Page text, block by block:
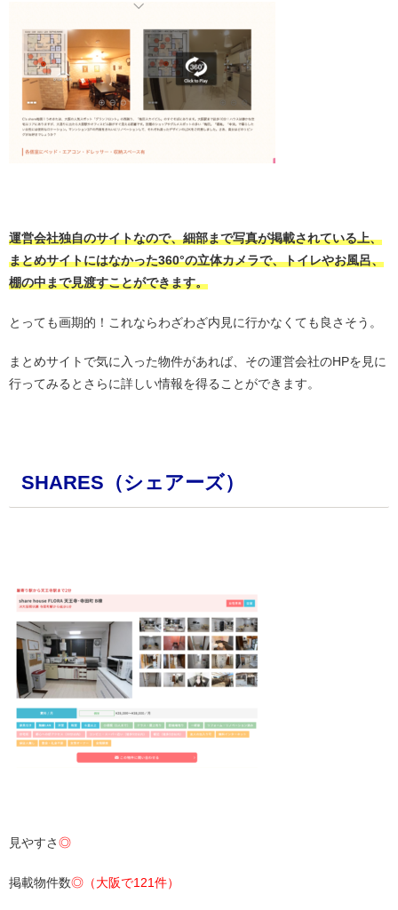
運営会社独自のサイトなので、細部まで写真が掲載されている上、
まとめサイトにはなかった360°の立体カメラで、トイレやお風呂、
棚の中まで見渡すことができます。
とっても画期的！これならわざわざ内見に行かなくても良さそう。
まとめサイトで気に入った物件があれば、その運営会社のHPを見に
行ってみるとさらに詳しい情報を得ることができます。
SHARES（シェアーズ）
見やすさ◎
掲載物件数◎（大阪で121件）